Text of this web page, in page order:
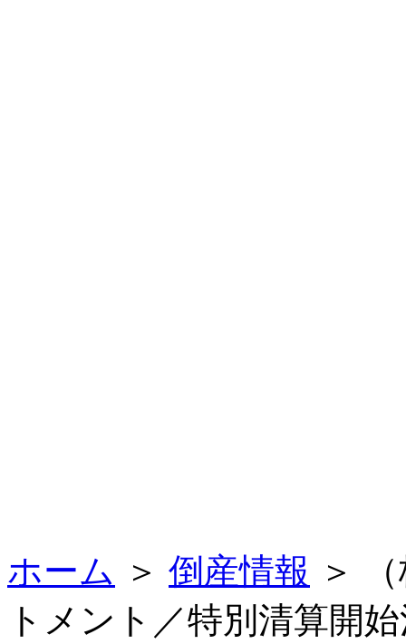
ホーム ＞ 倒産情報 ＞
トメント／特別清算開